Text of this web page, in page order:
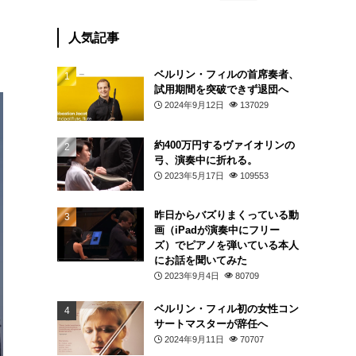
人気記事
ベルリン・フィルの首席奏者、
試用期間を突破できず退団へ
2024年9月12日 137029
約400万円するヴァイオリンの
弓、演奏中に折れる。
2023年5月17日 109553
昨日からバズりまくっている動
画（iPadが演奏中にフリー
ズ）でピアノを弾いている本人
にお話を聞いてみた
2023年9月4日 80709
ベルリン・フィル初の女性コン
サートマスターが辞任へ
2024年9月11日 70707